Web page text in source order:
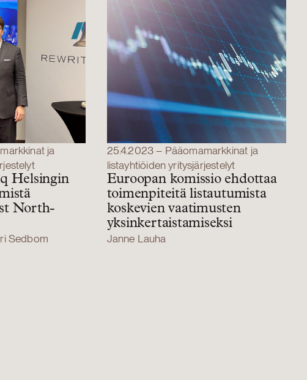
ja
Helsingin
North-
Sedbom
25.4.2023 – Pääomamarkkinat ja
listayhtiöiden yritysjärjestelyt
Euroopan komissio ehdottaa
toimenpiteitä listautumista
koskevien vaatimusten
yksinkertaistamiseksi
Janne Lauha